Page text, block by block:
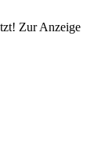
Zur Anzeige